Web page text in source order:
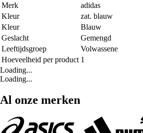
Merk
adidas
Kleur
zat. blauw
Kleur
Blauw
Geslacht
Gemengd
Leeftijdsgroep
Volwassene
Hoeveelheid per product 1
Loading...
Loading...
Al onze merken